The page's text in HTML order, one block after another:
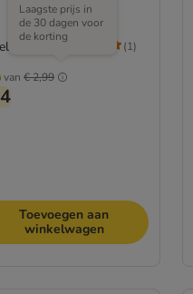
van € 2,99
Laagste prijs in
de 30 dagen voor
de korting
5/5 (1)
Toevoegen aan
winkelwagen